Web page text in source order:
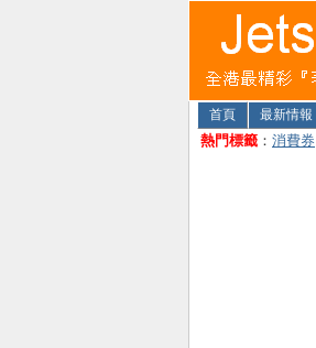
首頁 最新情報
熱門標籤 ： 消費券